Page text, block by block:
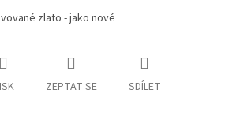
zlato - jako nové
ZEPTAT SE SDÍLET